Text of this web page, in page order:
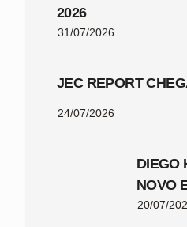
2026
31/07/2026
JEC REPORT
24/07/2026
DIEGO
NOVO
20/07/